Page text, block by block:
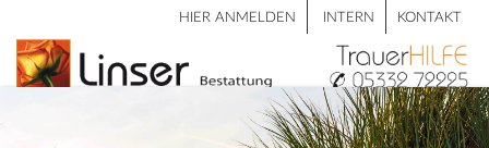
HIER ANMELDEN INTERN KONTAKT